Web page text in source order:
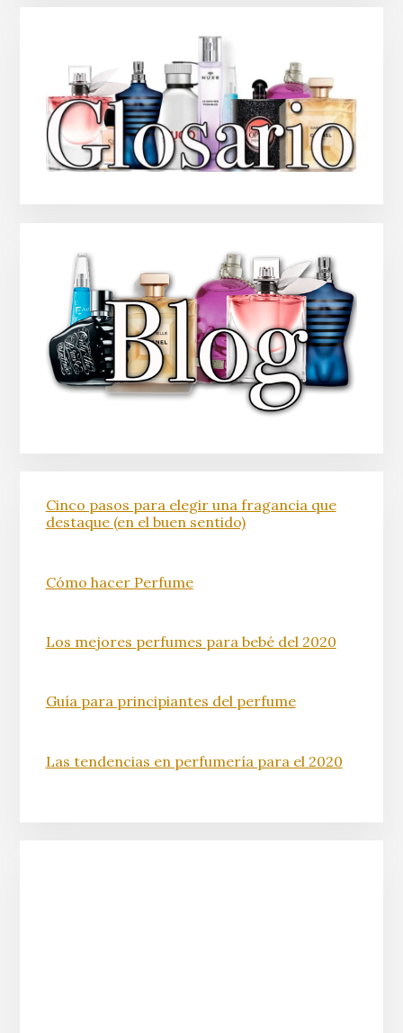
Cinco pasos para elegir una fragancia que
destaque (en el buen sentido)
Cómo hacer Perfume
Los mejores perfumes para bebé del 2020
Guía para principiantes del perfume
Las tendencias en perfumería para el 2020